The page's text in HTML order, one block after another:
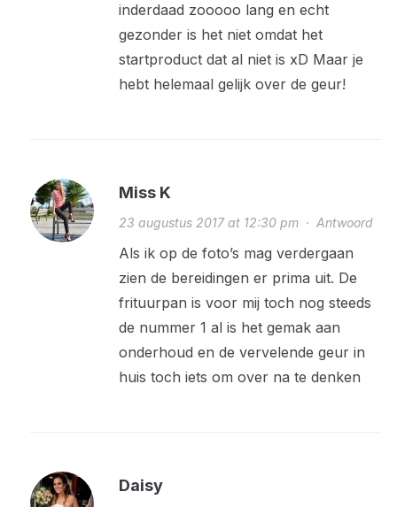
inderdaad zooooo lang en echt
gezonder is het niet omdat het
startproduct dat al niet is xD Maar je
hebt helemaal gelijk over de geur!
Miss K
23 augustus 2017 at 12:30 pm· Antwoord
Als ik op de foto’s mag verdergaan
zien de bereidingen er prima uit. De
frituurpan is voor mij toch nog steeds
de nummer 1 al is het gemak aan
onderhoud en de vervelende geur in
huis toch iets om over na te denken
Daisy